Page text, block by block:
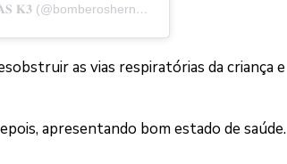
Uma publicação partilhada por 𝐂𝐁𝐕 𝐇𝐄𝐑𝐍𝐀𝐍𝐃𝐀𝐑𝐈𝐀𝐒 𝐊𝟑 (@bomberoshernandariask3)
as vias respiratórias da criança e
apresentando bom estado de saúde.